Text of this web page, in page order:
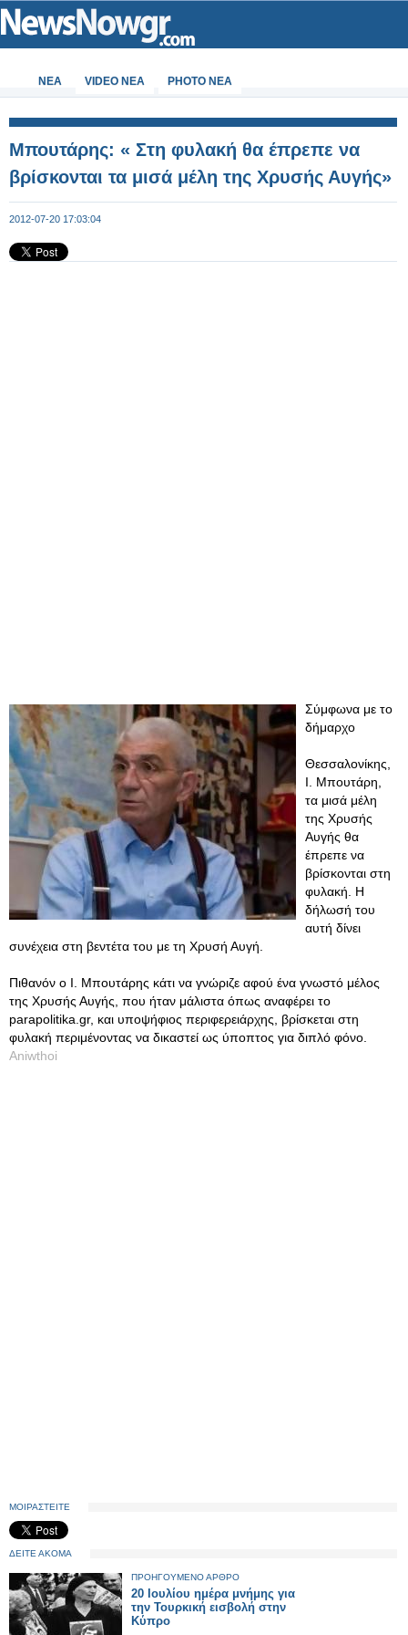
ΝΕΑ VIDEO NEA PHOTO NEA
Μπουτάρης: « Στη φυλακή θα έπρεπε να
βρίσκονται τα μισά μέλη της Χρυσής Αυγής»
2012-07-20 17:03:04
Σύμφωνα με το
δήμαρχο
Θεσσαλονίκης,
Ι. Μπουτάρη,
τα μισά μέλη
της Χρυσής
Αυγής θα
έπρεπε να
βρίσκονται στη
φυλακή. Η
δήλωσή του
αυτή δίνει
συνέχεια στη βεντέτα του με τη Χρυσή Αυγή.
Πιθανόν ο Ι. Μπουτάρης κάτι να γνώριζε αφού ένα γνωστό μέλος
της Χρυσής Αυγής, που ήταν μάλιστα όπως αναφέρει το
parapolitika.gr, και υποψήφιος περιφερειάρχης, βρίσκεται στη
φυλακή περιμένοντας να δικαστεί ως ύποπτος για διπλό φόνο.
Aniwthoi
ΜΟΙΡΑΣΤΕΙΤΕ
ΔΕΙΤΕ ΑΚΟΜΑ
ΠΡΟΗΓΟΥΜΕΝΟ ΑΡΘΡΟ
20 Ιουλίου ημέρα μνήμης για
την Τουρκική εισβολή στην
Κύπρο